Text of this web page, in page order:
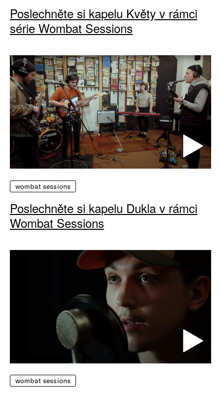
Poslechněte si kapelu Květy v rámci
série Wombat Sessions
wombat sessions
Poslechněte si kapelu Dukla v rámci
Wombat Sessions
wombat sessions